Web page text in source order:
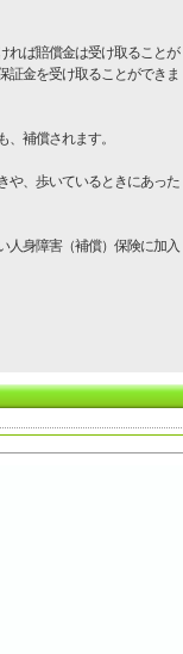
れば賠償金は受け取ることが
証金を受け取ることができま
補償されます。
や、歩いているときにあった
人身障害（補償）保険に加入